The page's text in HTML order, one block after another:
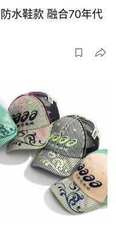
水鞋款 融合70年代